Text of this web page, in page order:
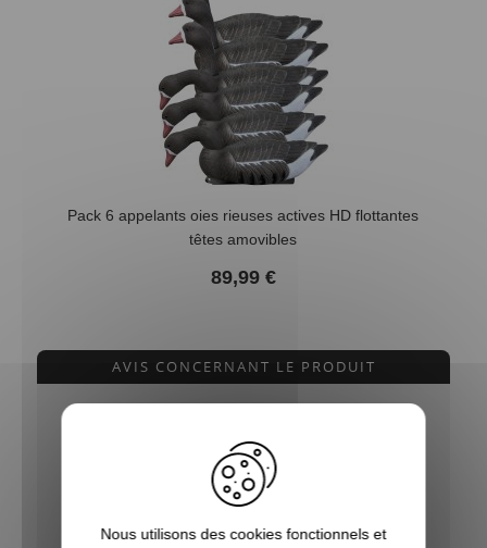
Pack 6 appelants oies rieuses actives HD flottantes
têtes amovibles
89,99 €
AVIS CONCERNANT LE PRODUIT
VOIR L'ATTESTATION
Nous utilisons des cookies fonctionnels et